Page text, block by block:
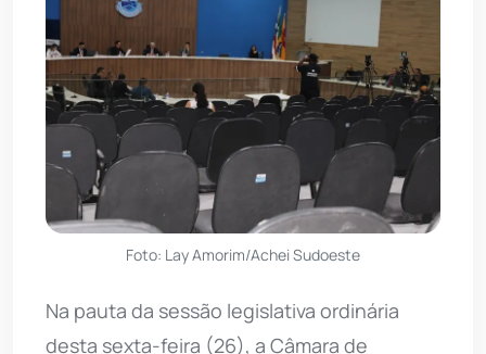
Foto: Lay Amorim/Achei Sudoeste
Na pauta da sessão legislativa ordinária
desta sexta-feira (26), a Câmara de